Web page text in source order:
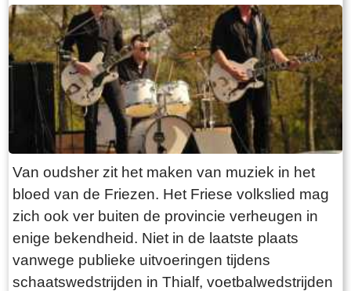
breitet sich dieser Trubel aus und Sie erleben
Ruhe und Weite.
Je mehr wenn Sie am Strand ankommen. Dort
haben Sie kilometerlangen Sandstrand ganz für
sich alleine. Ein weiteres Phänomen ist, dass
man Gesichter des Bootes auf der Insel, auf
dem Radweg oder auf der Terrasse erkennt.
Immer wieder sieht man dieselben Menschen.
Dadurch erscheinen die Watteninseln groß und
klein zugleich.
Obwohl die Watteninseln alle die gleichen
Grundzutaten wie Dörfer, Dünen und Strände
enthalten, unterscheiden sie sich auch auf
Van oudsher zit het maken van muziek in het
bloed van de Friezen. Het Friese volkslied mag
zich ook ver buiten de provincie verheugen in
enige bekendheid. Niet in de laatste plaats
vanwege publieke uitvoeringen tijdens
schaatswedstrijden in Thialf, voetbalwedstrijden